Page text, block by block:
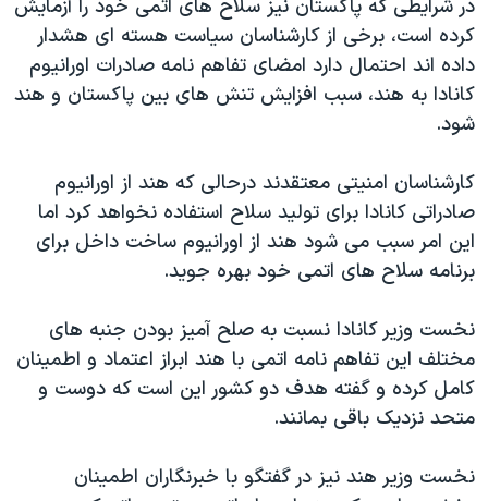
سفر پرزیدنت ترامپ به چین
در شرایطی که پاکستان نیز سلاح های اتمی خود را آزمایش
کرده است، برخی از کارشناسان سیاست هسته ای هشدار
داده اند احتمال دارد امضای تفاهم نامه صادرات اورانیوم
کانادا به هند، سبب افزایش تنش های بین پاکستان و هند
شود.
کارشناسان امنیتی معتقدند درحالی که هند از اورانیوم
صادراتی کانادا برای تولید سلاح استفاده نخواهد کرد اما
این امر سبب می شود هند از اورانیوم ساخت داخل برای
برنامه سلاح های اتمی خود بهره جوید.
نخست وزیر کانادا نسبت به صلح آمیز بودن جنبه های
مختلف این تفاهم نامه اتمی با هند ابراز اعتماد و اطمینان
کامل کرده و گفته هدف دو کشور این است که دوست و
متحد نزدیک باقی بمانند.
نخست وزیر هند نیز در گفتگو با خبرنگاران اطمینان